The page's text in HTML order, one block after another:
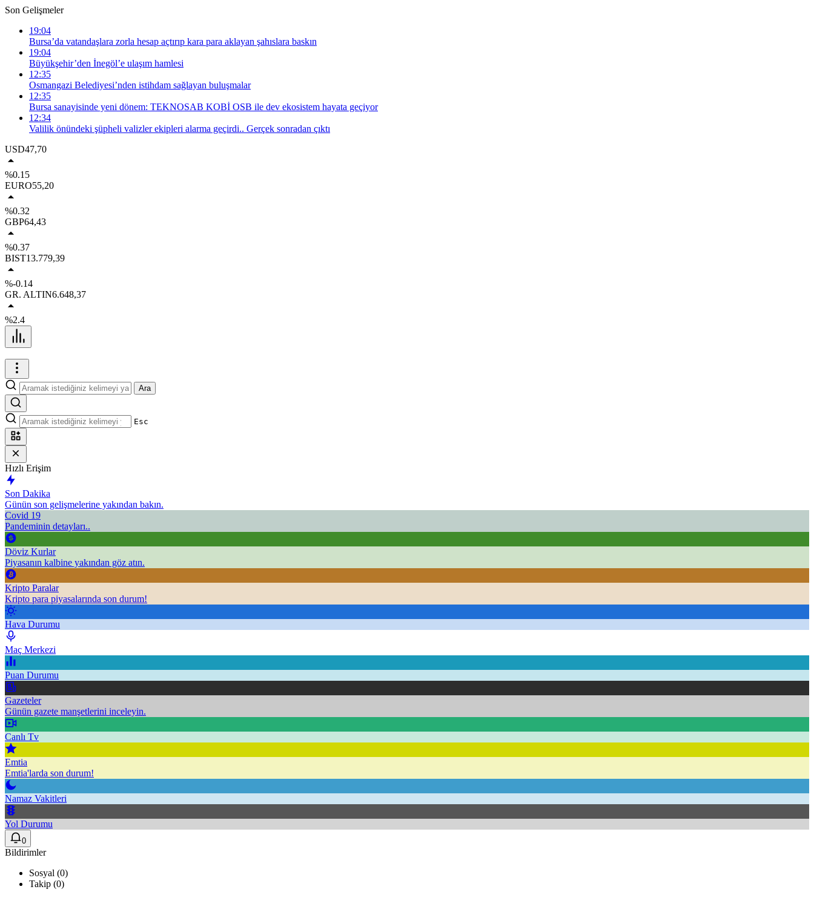
Son Gelişmeler
19:04
Bursa’da vatandaşlara zorla hesap açtırıp kara para aklayan şahıslara baskın
19:04
Büyükşehir’den İnegöl’e ulaşım hamlesi
12:35
Osmangazi Belediyesi’nden istihdam sağlayan buluşmalar
12:35
Bursa sanayisinde yeni dönem: TEKNOSAB KOBİ OSB ile dev ekosistem hayata geçiyor
12:34
Valilik önündeki şüpheli valizler ekipleri alarma geçirdi.. Gerçek sonradan çıktı
USD47,70
%0.15
EURO55,20
%0.32
GBP64,43
%0.37
BIST13.779,39
%-0.14
GR. ALTIN6.648,37
%2.4
Ara
Esc
Hızlı Erişim
Son Dakika
Günün son gelişmelerine yakından bakın.
Covid 19
Pandeminin detayları..
Döviz Kurlar
Piyasanın kalbine yakından göz atın.
Kripto Paralar
Kripto para piyasalarında son durum!
Hava Durumu
Maç Merkezi
Puan Durumu
Gazeteler
Günün gazete manşetlerini inceleyin.
Canlı Tv
Emtia
Emtia'larda son durum!
Namaz Vakitleri
Yol Durumu
0
Bildirimler
Sosyal (0)
Takip (0)